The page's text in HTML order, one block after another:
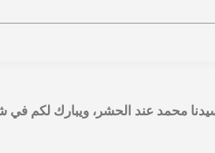
محمد عند الحشر، ويبارك لكم في